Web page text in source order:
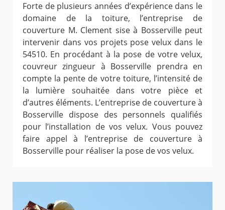
Forte de plusieurs années d’expérience dans le
domaine de la toiture, l’entreprise de
couverture M. Clement sise à Bosserville peut
intervenir dans vos projets pose velux dans le
54510. En procédant à la pose de votre velux,
couvreur zingueur à Bosserville prendra en
compte la pente de votre toiture, l’intensité de
la lumière souhaitée dans votre pièce et
d’autres éléments. L’entreprise de couverture à
Bosserville dispose des personnels qualifiés
pour l’installation de vos velux. Vous pouvez
faire appel à l’entreprise de couverture à
Bosserville pour réaliser la pose de vos velux.